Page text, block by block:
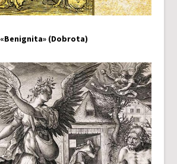
«Benignita» (Dobrota)